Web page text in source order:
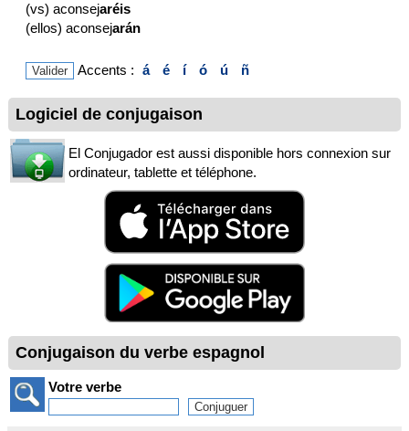
(vs) aconsejaréis
(ellos) aconsejarán
Accents : á é í ó ú ñ
Logiciel de conjugaison
El Conjugador est aussi disponible hors connexion sur
ordinateur, tablette et téléphone.
Conjugaison du verbe espagnol
Votre verbe